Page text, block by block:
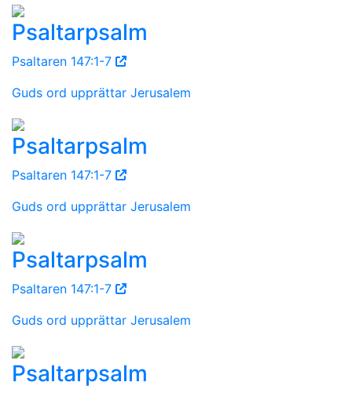
Psaltarpsalm
Psaltaren 147:1-7
Guds ord upprättar Jerusalem
Psaltarpsalm
Psaltaren 147:1-7
Guds ord upprättar Jerusalem
Psaltarpsalm
Psaltaren 147:1-7
Guds ord upprättar Jerusalem
Psaltarpsalm